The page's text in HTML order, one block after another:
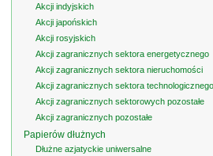
Akcji indyjskich
Akcji japońskich
Akcji rosyjskich
Akcji zagranicznych sektora energetycznego
Akcji zagranicznych sektora nieruchomości
Akcji zagranicznych sektora technologicznego
Akcji zagranicznych sektorowych pozostałe
Akcji zagranicznych pozostałe
Papierów dłużnych
Dłużne azjatyckie uniwersalne